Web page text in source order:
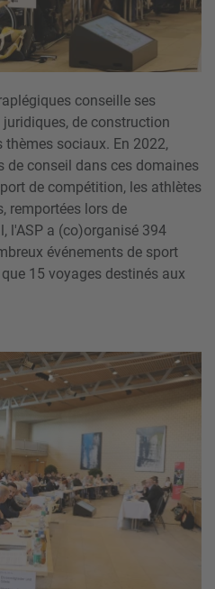
conseille ses
de construction
sociaux. En 2022,
de conseil dans ces domaines
de compétition, les athlètes
remportées lors de
l'ASP a (co)organisé 394
événements de sport
15 voyages destinés aux